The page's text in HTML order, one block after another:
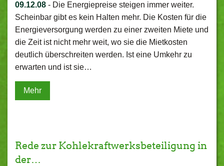
09.12.08 - Die Energiepreise steigen immer weiter.
Scheinbar gibt es kein Halten mehr. Die Kosten für die
Energieversorgung werden zu einer zweiten Miete und
die Zeit ist nicht mehr weit, wo sie die Mietkosten
deutlich überschreiten werden. Ist eine Umkehr zu
erwarten und ist sie…
Mehr
Rede zur Kohlekraftwerksbeteiligung in
der…